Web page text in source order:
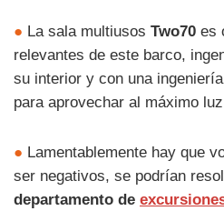
● La sala multiusos Two70 es
relevantes de este barco,
su interior y con una
para aprovechar al máximo
● Lamentablemente hay que
ser negativos, se podrían
departamento de